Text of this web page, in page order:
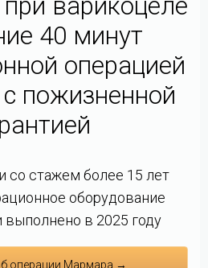
варикоцеле
40 минут
операцией
пожизненной
со стажем более 15 лет
оборудование
выполнено в 2025 году
операции Мармара →